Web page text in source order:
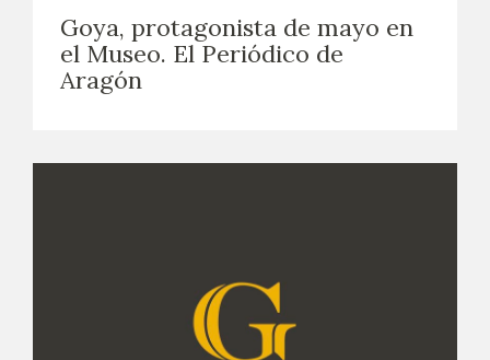
Goya, protagonista de mayo en
el Museo. El Periódico de
Aragón